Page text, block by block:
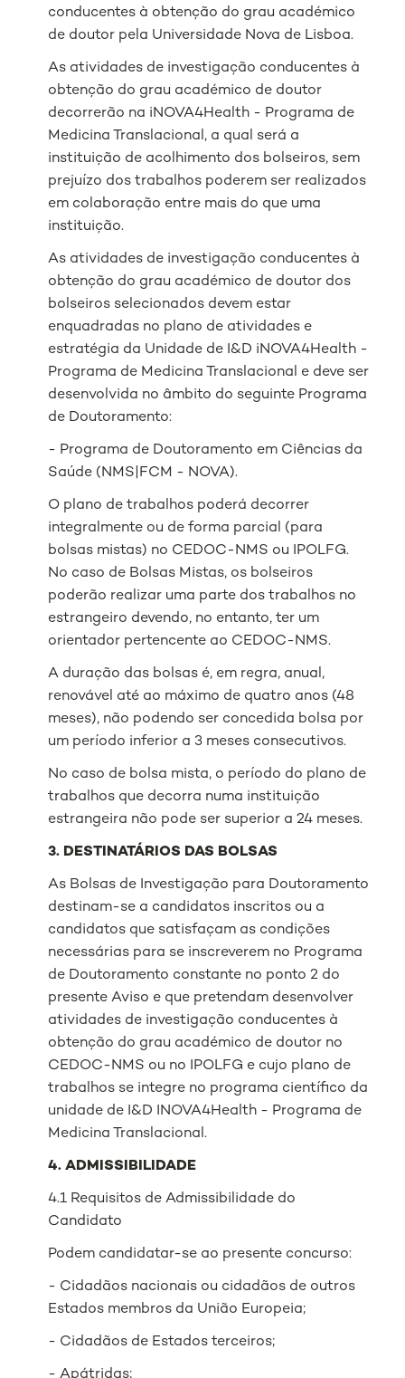
conducentes à obtenção do grau académico
de doutor pela Universidade Nova de Lisboa.
As atividades de investigação conducentes à
obtenção do grau académico de doutor
decorrerão na iNOVA4Health - Programa de
Medicina Translacional, a qual será a
instituição de acolhimento dos bolseiros, sem
prejuízo dos trabalhos poderem ser realizados
em colaboração entre mais do que uma
instituição.
As atividades de investigação conducentes à
obtenção do grau académico de doutor dos
bolseiros selecionados devem estar
enquadradas no plano de atividades e
estratégia da Unidade de I&D iNOVA4Health -
Programa de Medicina Translacional e deve ser
desenvolvida no âmbito do seguinte Programa
de Doutoramento:
- Programa de Doutoramento em Ciências da
Saúde (NMS|FCM - NOVA).
O plano de trabalhos poderá decorrer
integralmente ou de forma parcial (para
bolsas mistas) no CEDOC-NMS ou IPOLFG.
No caso de Bolsas Mistas, os bolseiros
poderão realizar uma parte dos trabalhos no
estrangeiro devendo, no entanto, ter um
orientador pertencente ao CEDOC-NMS.
A duração das bolsas é, em regra, anual,
renovável até ao máximo de quatro anos (48
meses), não podendo ser concedida bolsa por
um período inferior a 3 meses consecutivos.
No caso de bolsa mista, o período do plano de
trabalhos que decorra numa instituição
estrangeira não pode ser superior a 24 meses.
3. DESTINATÁRIOS DAS BOLSAS
As Bolsas de Investigação para Doutoramento
destinam-se a candidatos inscritos ou a
candidatos que satisfaçam as condições
necessárias para se inscreverem no Programa
de Doutoramento constante no ponto 2 do
presente Aviso e que pretendam desenvolver
atividades de investigação conducentes à
obtenção do grau académico de doutor no
CEDOC-NMS ou no IPOLFG e cujo plano de
trabalhos se integre no programa científico da
unidade de I&D INOVA4Health - Programa de
Medicina Translacional.
4. ADMISSIBILIDADE
4.1 Requisitos de Admissibilidade do
Candidato
Podem candidatar-se ao presente concurso:
- Cidadãos nacionais ou cidadãos de outros
Estados membros da União Europeia;
- Cidadãos de Estados terceiros;